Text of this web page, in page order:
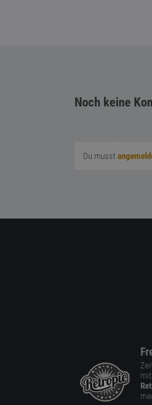
Noch keine
Du musst